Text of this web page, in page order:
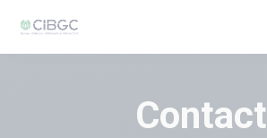
NOS SERVICES
Contact